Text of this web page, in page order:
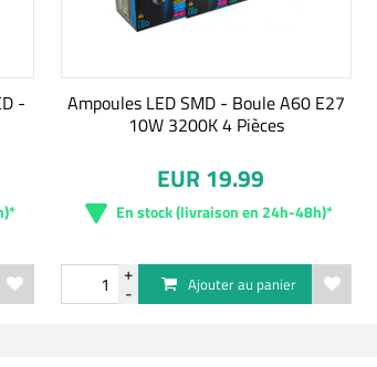
-
Ampoules LED SMD - Boule A60 E27
10W 3200K 4 Pièces
EUR 19.99
En stock (livraison en 24h-48h)*
Ajouter au panier